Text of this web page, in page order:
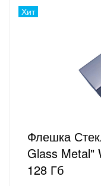
Хит
Флешка
Glass Metal"
128 Гб